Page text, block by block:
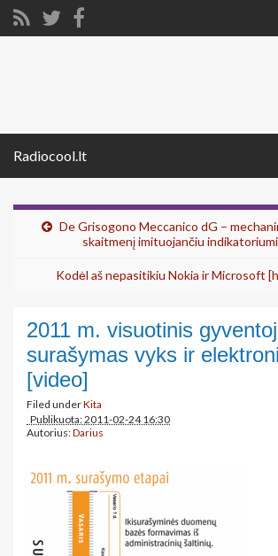
Radiocool.lt
De Grisogono Meccanico dG –
skaitmenį imituojančiu
Kodėl aš nepasitikiu Nokia ir Microsoft
2011 m. visuotinis
surašymas vyks ir
[video]
Filed underKita
Publikuota: 2011-02-24 16:30
Autorius:Darius